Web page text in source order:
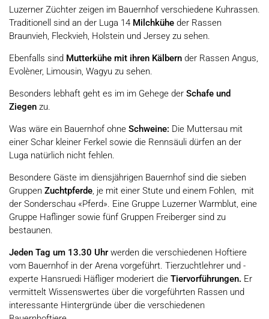
Luzerner Züchter zeigen im Bauernhof verschiedene Kuhrassen.
Traditionell sind an der Luga 14 Milchkühe der Rassen
Braunvieh, Fleckvieh, Holstein und Jersey zu sehen.
Ebenfalls sind Mutterkühe mit ihren Kälbern der Rassen Angus,
Evolèner, Limousin, Wagyu zu sehen.
Besonders lebhaft geht es im im Gehege der Schafe und
Ziegen zu.
Was wäre ein Bauernhof ohne Schweine: Die Muttersau mit
einer Schar kleiner Ferkel sowie die Rennsäuli dürfen an der
Luga natürlich nicht fehlen.
Besondere Gäste im diensjährigen Bauernhof sind die sieben
Gruppen Zuchtpferde, je mit einer Stute und einem Fohlen, mit
der Sonderschau «Pferd». Eine Gruppe Luzerner Warmblut, eine
Gruppe Haflinger sowie fünf Gruppen Freiberger sind zu
bestaunen.
Jeden Tag um 13.30 Uhr werden die verschiedenen Hoftiere
vom Bauernhof in der Arena vorgeführt. Tierzuchtlehrer und -
experte Hansruedi Häfliger moderiert die Tiervorführungen. Er
vermittelt Wissenswertes über die vorgeführten Rassen und
interessante Hintergründe über die verschiedenen